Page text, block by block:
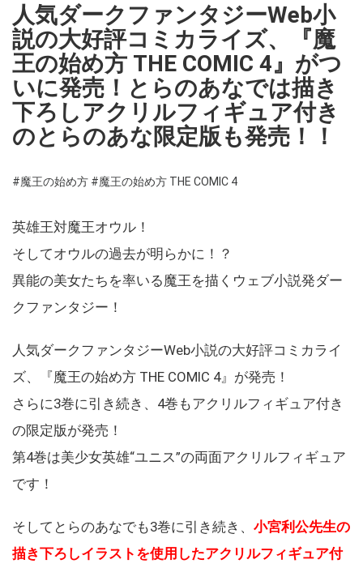
人気ダークファンタジーWeb小
説の大好評コミカライズ、『魔
王の始め方 THE COMIC 4』がつ
いに発売！とらのあなでは描き
下ろしアクリルフィギュア付き
のとらのあな限定版も発売！！
#魔王の始め方 #魔王の始め方 THE COMIC 4
英雄王対魔王オウル！
そしてオウルの過去が明らかに！？
異能の美女たちを率いる魔王を描くウェブ小説発ダー
クファンタジー！
人気ダークファンタジーWeb小説の大好評コミカライ
ズ、『魔王の始め方 THE COMIC 4』が発売！
さらに3巻に引き続き、4巻もアクリルフィギュア付き
の限定版が発売！
第4巻は美少女英雄“ユニス”の両面アクリルフィギュア
です！
そしてとらのあなでも3巻に引き続き、 小宮利公先生の
描き下ろしイラストを使用したアクリルフィギュア付